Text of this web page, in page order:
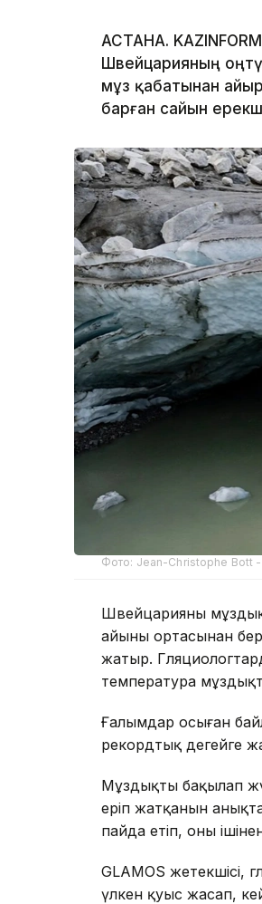
АСТАНА.
Швейцарияның
мұз қабатынан
барған сайын
Фото: Jean-Christophe Bott
Швейцарияның
айының ортасынан
жатыр.
температура
Ғалымдар осыған
рекордтық деңгейге
Мұздықты бақылап
еріп жатқанын
пайда етіп, оны
GLAMOS жетекшісі,
үлкен қуыс жасап,